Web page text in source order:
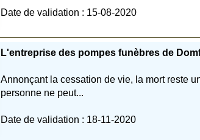
Date de validation : 15-08-2020
L'entreprise des pompes funèbres de
Annonçant la cessation de vie, la mort reste
personne ne peut...
Date de validation : 18-11-2020